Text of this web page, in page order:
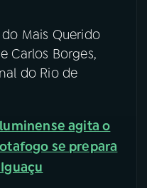
Mais Querido
Carlos Borges,
do Rio de
agita o
se prepara